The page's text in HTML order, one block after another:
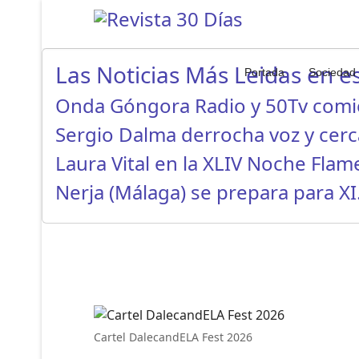
Portada Sociedad
Las Noticias Más Leidas en
Onda Góngora Radio y 50Tv
Sergio Dalma derrocha voz y
Laura Vital en la XLIV Noche
Nerja (Málaga) se prepara para
Cartel DalecandELA Fest 2026